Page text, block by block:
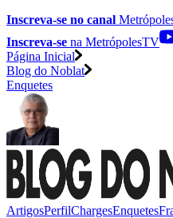
Inscreva-se no canal
Inscreva-se na MetrópolesTV
Página Inicial
Blog do Noblat
Enquetes
ArtigosPerfilChargesEnquetes